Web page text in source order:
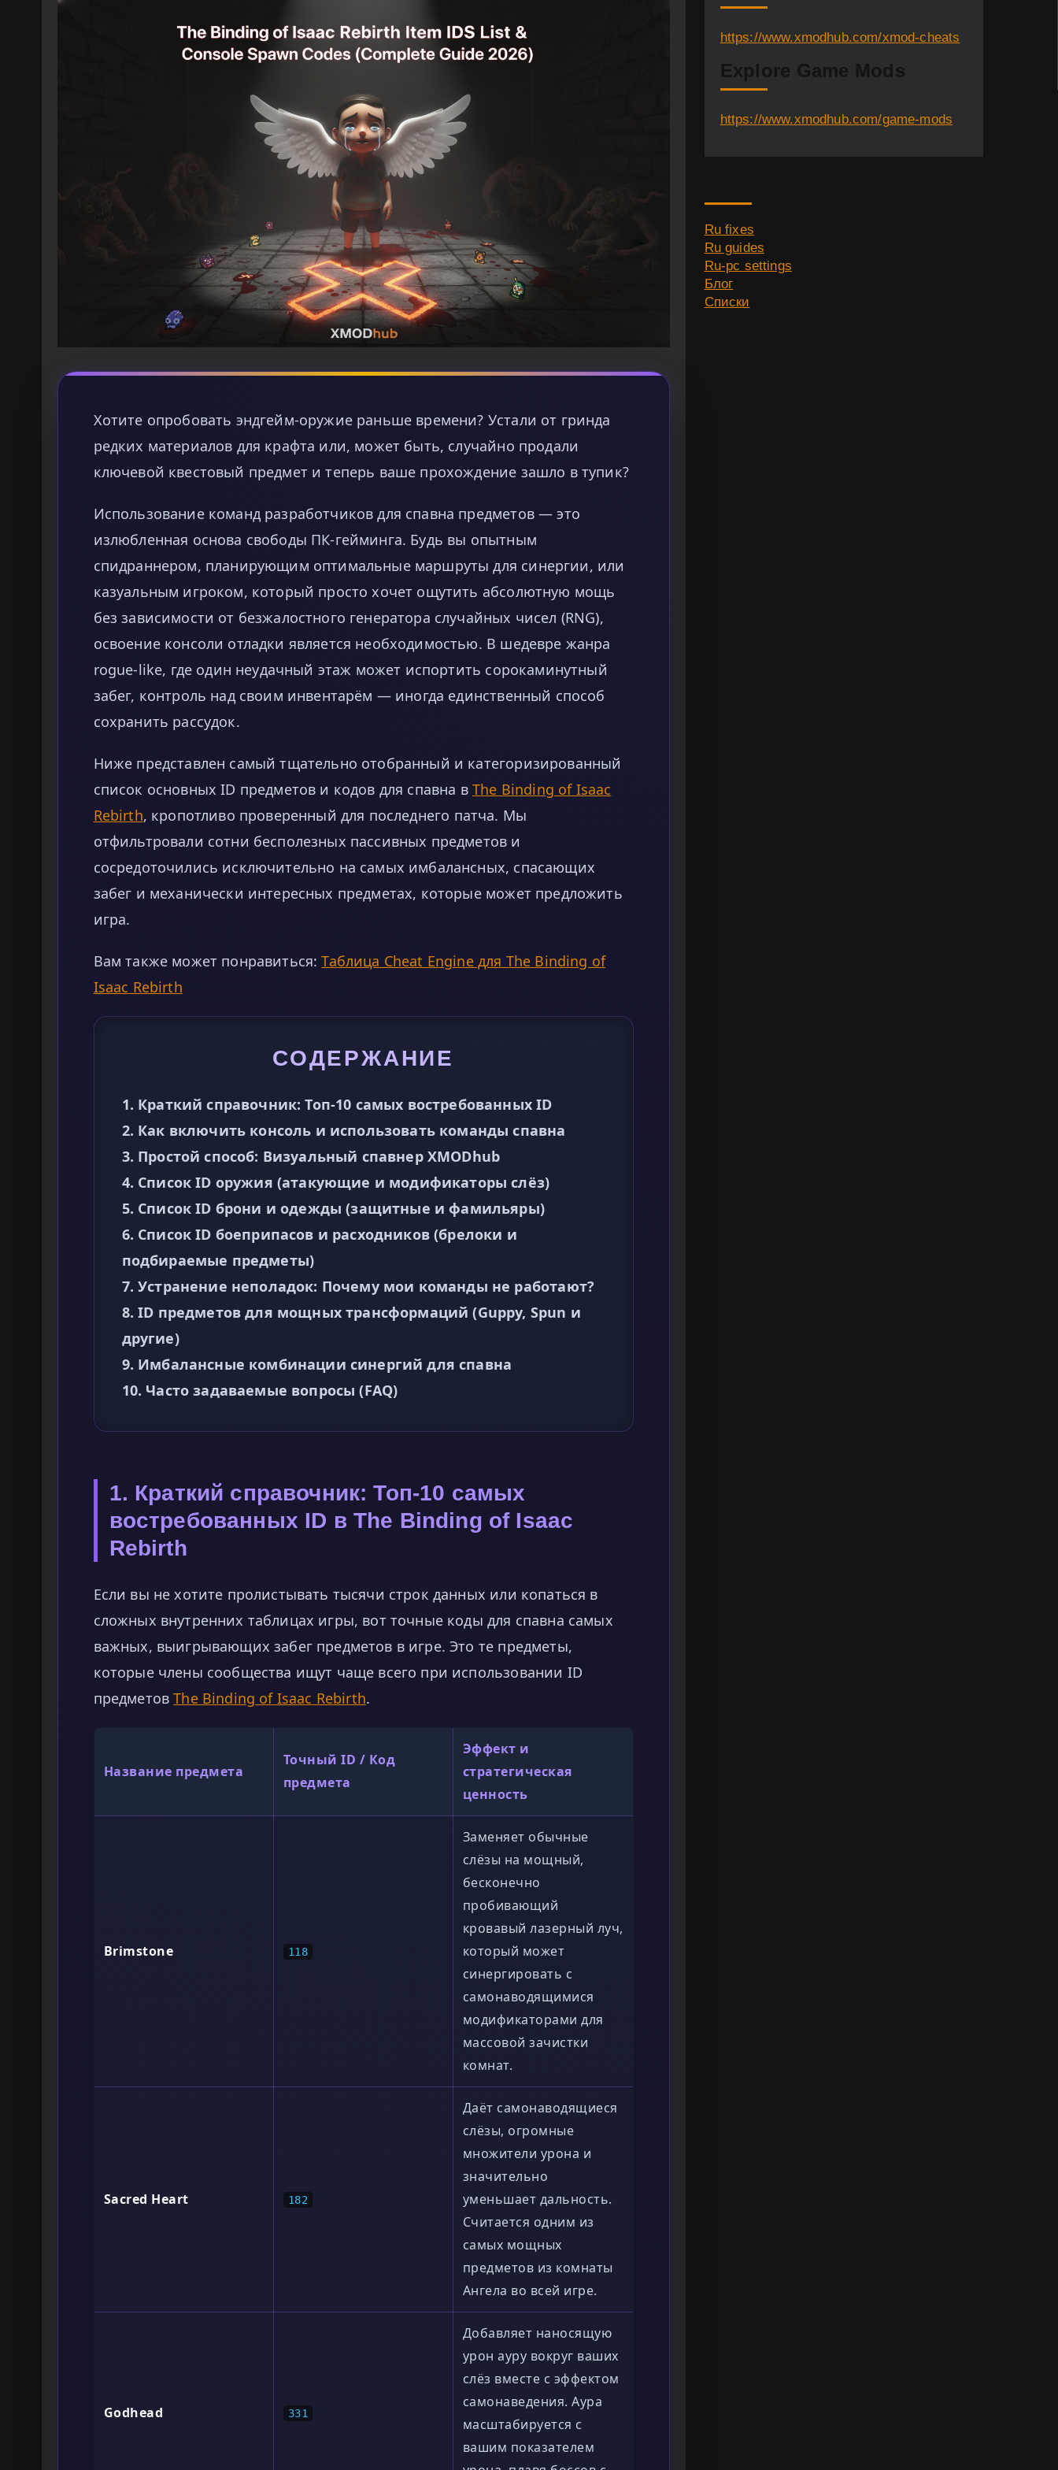
Хотите опробовать эндгейм-оружие раньше времени? Устали от гринда
редких материалов для крафта или, может быть, случайно продали
ключевой квестовый предмет и теперь ваше прохождение зашло в тупик?
Использование команд разработчиков для спавна предметов — это
излюбленная основа свободы ПК-гейминга. Будь вы опытным
спидраннером, планирующим оптимальные маршруты для синергии, или
казуальным игроком, который просто хочет ощутить абсолютную мощь
без зависимости от безжалостного генератора случайных чисел (RNG),
освоение консоли отладки является необходимостью. В шедевре жанра
rogue-like, где один неудачный этаж может испортить сорокаминутный
забег, контроль над своим инвентарём — иногда единственный способ
сохранить рассудок.
Ниже представлен самый тщательно отобранный и категоризированный
список основных ID предметов и кодов для спавна в The Binding of Isaac
Rebirth, кропотливо проверенный для последнего патча. Мы
отфильтровали сотни бесполезных пассивных предметов и
сосредоточились исключительно на самых имбалансных, спасающих
забег и механически интересных предметах, которые может предложить
игра.
Вам также может понравиться:Таблица Cheat Engine для The Binding of
Isaac Rebirth
СОДЕРЖАНИЕ
1. Краткий справочник: Топ-10 самых востребованных ID
2. Как включить консоль и использовать команды спавна
3. Простой способ: Визуальный спавнер XMODhub
4. Список ID оружия (атакующие и модификаторы слёз)
5. Список ID брони и одежды (защитные и фамильяры)
6. Список ID боеприпасов и расходников (брелоки и
подбираемые предметы)
7. Устранение неполадок: Почему мои команды не работают?
8. ID предметов для мощных трансформаций (Guppy, Spun и
другие)
9. Имбалансные комбинации синергий для спавна
10. Часто задаваемые вопросы (FAQ)
1. Краткий справочник: Топ-10 самых
востребованных ID в The Binding of Isaac
Rebirth
Если вы не хотите пролистывать тысячи строк данных или копаться в
сложных внутренних таблицах игры, вот точные коды для спавна самых
важных, выигрывающих забег предметов в игре. Это те предметы,
которые члены сообщества ищут чаще всего при использовании ID
предметовThe Binding of Isaac Rebirth.
Название предмета
Точный ID / Код
предмета
Эффект и
стратегическая
ценность
Brimstone 118
Заменяет обычные
слёзы на мощный,
бесконечно
пробивающий
кровавый лазерный луч,
который может
синергировать с
самонаводящимися
модификаторами для
массовой зачистки
комнат.
Sacred Heart 182
Даёт самонаводящиеся
слёзы, огромные
множители урона и
значительно
уменьшает дальность.
Считается одним из
самых мощных
предметов из комнаты
Ангела во всей игре.
Godhead 331
Добавляет наносящую
урон ауру вокруг ваших
слёз вместе с эффектом
самонаведения. Аура
масштабируется с
вашим показателем
https://www.xmodhub.com/xmod-cheats
Explore Game Mods
https://www.xmodhub.com/game-mods
Ru fixes
Ru guides
Ru-pc settings
Блог
Списки